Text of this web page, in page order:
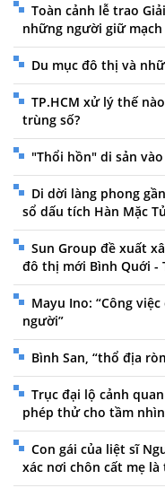
Toàn cảnh lễ trao
những người giữ
Du mục đô thị và
TP.HCM xử lý thế
trùng số?
"Thổi hồn" di sản
Di dời làng phong
sổ dấu tích Hàn Mặc
Sun Group đề xuất
đô thị mới Bình Quới -
Mayu Ino: “Công
người”
Bình San, “thổ địa
Trục đại lộ cảnh
phép thử cho tầm
Con gái của liệt sĩ
xác nơi chôn cất mẹ